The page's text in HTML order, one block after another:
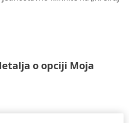
o opciji Moja